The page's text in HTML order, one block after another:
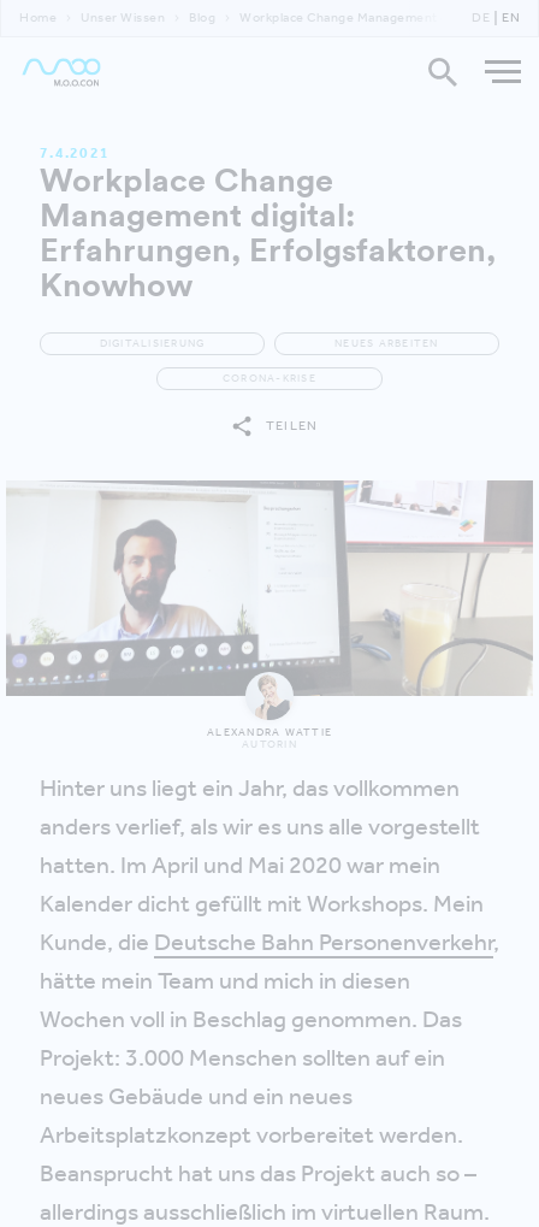
Home Unser Wissen Blog Workplace Change Management digitalDE EN
7.4.2021
Workplace Change
Management digital:
Erfahrungen, Erfolgsfaktoren,
Knowhow
DIGITALISIERUNG NEUES ARBEITEN
CORONA-KRISE
TEILEN
ALEXANDRA WATTIE
AUTORIN
Hinter uns liegt ein Jahr, das vollkommen
anders verlief, als wir es uns alle vorgestellt
hatten. Im April und Mai 2020 war mein
Kalender dicht gefüllt mit Workshops. Mein
Kunde, die Deutsche Bahn Personenverkehr,
hätte mein Team und mich in diesen
Wochen voll in Beschlag genommen. Das
Projekt: 3.000 Menschen sollten auf ein
neues Gebäude und ein neues
Arbeitsplatzkonzept vorbereitet werden.
Beansprucht hat uns das Projekt auch so –
allerdings ausschließlich im virtuellen Raum.